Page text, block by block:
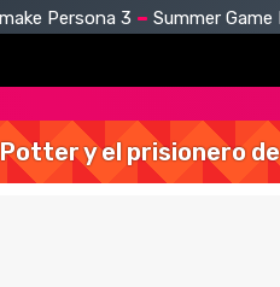
Persona 3 Summer
y el prisionero